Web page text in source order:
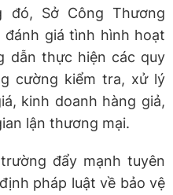
đó, Sở Công Thương
giá tình hình hoạt
dẫn thực hiện các quy
cường kiểm tra, xử lý
kinh doanh hàng giả,
lận thương mại.
đẩy mạnh tuyên
pháp luật về bảo vệ